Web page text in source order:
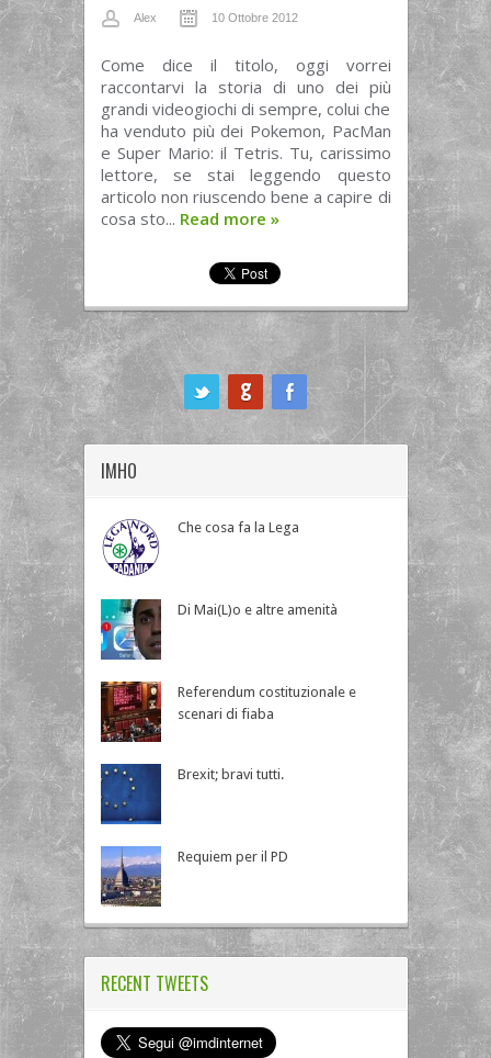
Alex 10 Ottobre 2012
Come dice il titolo, oggi vorrei
raccontarvi la storia di uno dei più
grandi videogiochi di sempre, colui che
ha venduto più dei Pokemon, PacMan
e Super Mario: il Tetris. Tu, carissimo
lettore, se stai leggendo questo
articolo non riuscendo bene a capire di
cosa sto... Read more »
IMHO
Che cosa fa la Lega
Di Mai(L)o e altre amenità
Referendum costituzionale e
scenari di fiaba
Brexit; bravi tutti.
Requiem per il PD
RECENT TWEETS